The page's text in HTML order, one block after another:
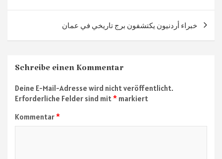
خبراء أردنيون يكتشفون برج تاريخي في عمان
Schreibe einen Kommentar
Deine E-Mail-Adresse wird nicht veröffentlicht.
Erforderliche Felder sind mit* markiert
Kommentar*